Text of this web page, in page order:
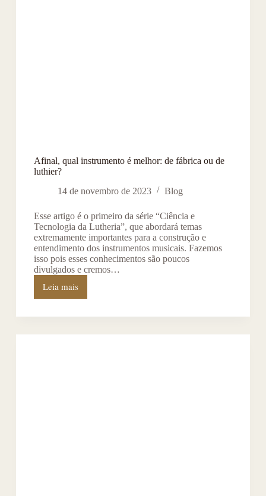
Afinal, qual instrumento é melhor: de fábrica ou de
luthier?
14 de novembro de 2023
Blog
Esse artigo é o primeiro da série “Ciência e
Tecnologia da Lutheria”, que abordará temas
extremamente importantes para a construção e
entendimento dos instrumentos musicais. Fazemos
isso pois esses conhecimentos são poucos
divulgados e cremos…
Leia mais